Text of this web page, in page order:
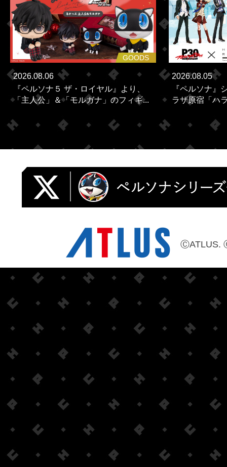
GOODS
2026.08.06
『ペルソナ５ ザ・ロイヤル』より、
「主人公」＆「モルガナ」のフィギ...
2026.08.05
『ペルソナ』
ラザ原宿「ハ
ⒸATLUS.